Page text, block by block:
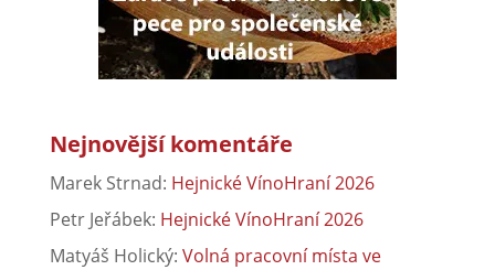
Nejnovější komentáře
Marek Strnad: Hejnické VínoHraní 2026
Petr Jeřábek: Hejnické VínoHraní 2026
Matyáš Holický: Volná pracovní místa ve